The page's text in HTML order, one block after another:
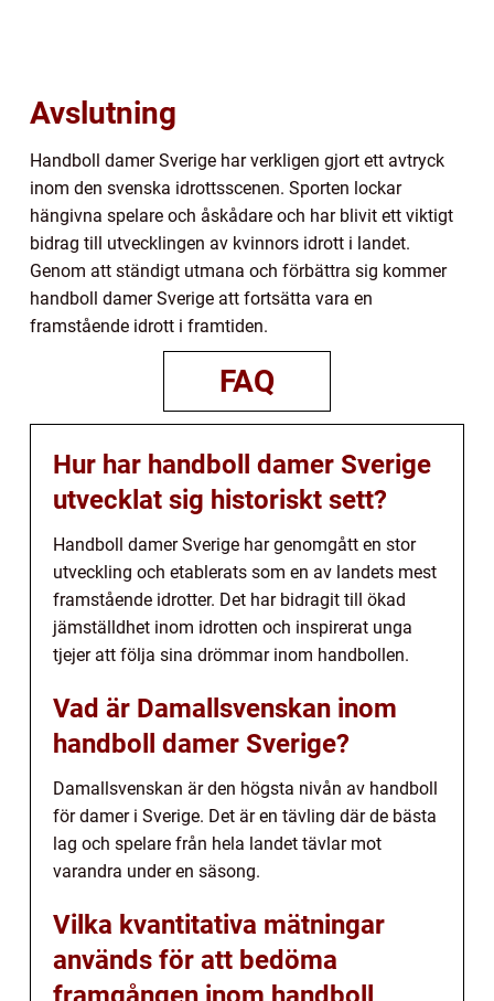
Avslutning
Handboll damer Sverige har verkligen gjort ett avtryck
inom den svenska idrottsscenen. Sporten lockar
hängivna spelare och åskådare och har blivit ett viktigt
bidrag till utvecklingen av kvinnors idrott i landet.
Genom att ständigt utmana och förbättra sig kommer
handboll damer Sverige att fortsätta vara en
framstående idrott i framtiden.
FAQ
Hur har handboll damer Sverige
utvecklat sig historiskt sett?
Handboll damer Sverige har genomgått en stor
utveckling och etablerats som en av landets mest
framstående idrotter. Det har bidragit till ökad
jämställdhet inom idrotten och inspirerat unga
tjejer att följa sina drömmar inom handbollen.
Vad är Damallsvenskan inom
handboll damer Sverige?
Damallsvenskan är den högsta nivån av handboll
för damer i Sverige. Det är en tävling där de bästa
lag och spelare från hela landet tävlar mot
varandra under en säsong.
Vilka kvantitativa mätningar
används för att bedöma